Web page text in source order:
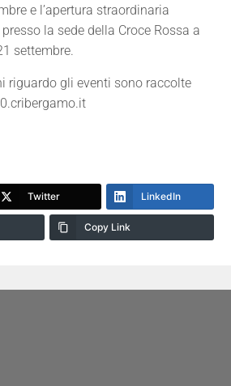
e l’apertura straordinaria
la sede della Croce Rossa a
settembre.
riguardo gli eventi sono raccolte
Twitter LinkedIn
Copy Link